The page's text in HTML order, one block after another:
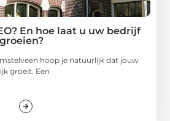
En hoe laat u uw bedrijf
hoop je natuurlijk dat jouw
groeit. Een